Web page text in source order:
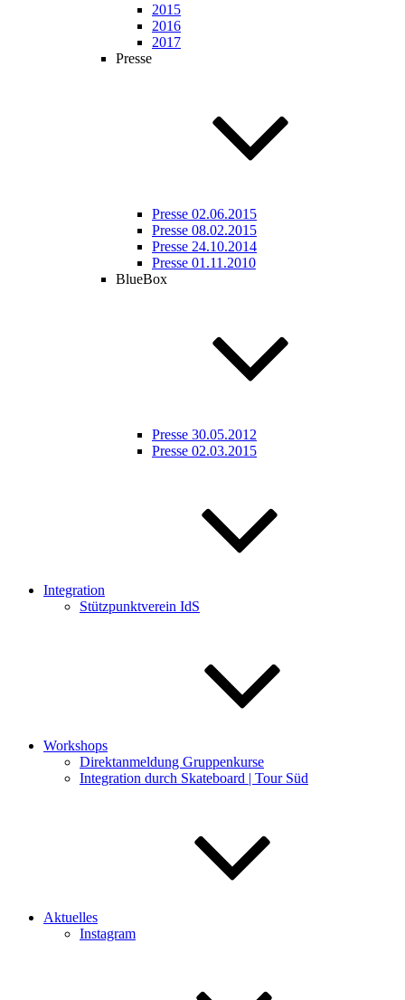
2015
2016
2017
Presse
Presse 02.06.2015
Presse 08.02.2015
Presse 24.10.2014
Presse 01.11.2010
BlueBox
Presse 30.05.2012
Presse 02.03.2015
Integration
Stützpunktverein IdS
Workshops
Direktanmeldung Gruppenkurse
Integration durch Skateboard | Tour Süd
Aktuelles
Instagram